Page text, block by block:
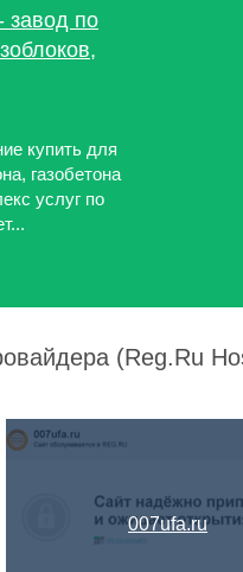
завод по
купить для
газобетона
услуг по
(Reg.Ru
007ufa.ru